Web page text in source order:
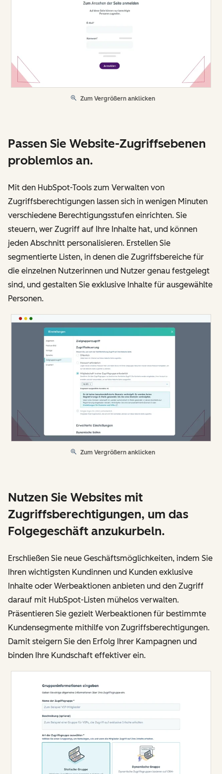
Zum Vergrößern anklicken
Passen Sie Website-Zugriffsebenen
problemlos an.
Mit den HubSpot-Tools zum Verwalten von
Zugriffsberechtigungen lassen sich in wenigen Minuten
verschiedene Berechtigungsstufen einrichten. Sie
steuern, wer Zugriff auf Ihre Inhalte hat, und können
jeden Abschnitt personalisieren. Erstellen Sie
segmentierte Listen, in denen die Zugriffsbereiche für
die einzelnen Nutzerinnen und Nutzer genau festgelegt
sind, und gestalten Sie exklusive Inhalte für ausgewählte
Personen.
Zum Vergrößern anklicken
Nutzen Sie Websites mit
Zugriffsberechtigungen, um das
Folgegeschäft anzukurbeln.
Erschließen Sie neue Geschäftsmöglichkeiten, indem Sie
Ihren wichtigsten Kundinnen und Kunden exklusive
Inhalte oder Werbeaktionen anbieten und den Zugriff
darauf mit HubSpot-Listen mühelos verwalten.
Präsentieren Sie gezielt Werbeaktionen für bestimmte
Kundensegmente mithilfe von Zugriffsberechtigungen.
Damit steigern Sie den Erfolg Ihrer Kampagnen und
binden Ihre Kundschaft effektiver ein.